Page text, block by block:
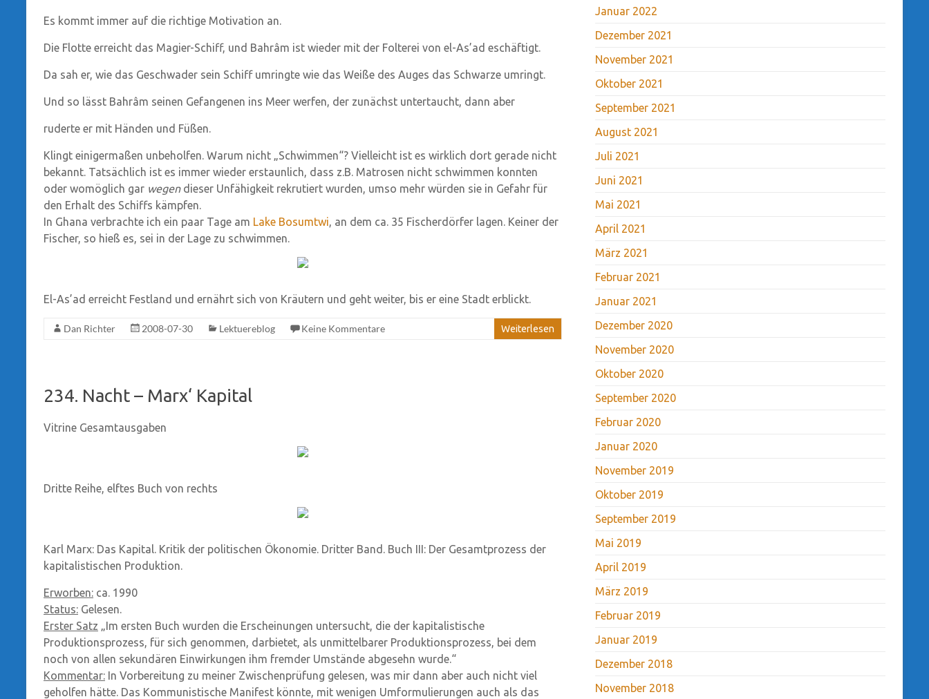
Es kommt immer auf die richtige Motivation an.
Die Flotte erreicht das Magier-Schiff, und Bahrâm ist wieder mit der Folterei von el-As’ad eschäftigt.
Da sah er, wie das Geschwader sein Schiff umringte wie das Weiße des Auges das Schwarze umringt.
Und so lässt Bahrâm seinen Gefangenen ins Meer werfen, der zunächst untertaucht, dann aber
ruderte er mit Händen und Füßen.
Klingt einigermaßen unbeholfen. Warum nicht „Schwimmen“? Vielleicht ist es wirklich dort gerade nicht
bekannt. Tatsächlich ist es immer wieder erstaunlich, dass z.B. Matrosen nicht schwimmen konnten
oder womöglich gar wegendieser Unfähigkeit rekrutiert wurden, umso mehr würden sie in Gefahr für
den Erhalt des Schiffs kämpfen.
In Ghana verbrachte ich ein paar Tage am Lake Bosumtwi, an dem ca. 35 Fischerdörfer lagen. Keiner der
Fischer, so hieß es, sei in der Lage zu schwimmen.
El-As’ad erreicht Festland und ernährt sich von Kräutern und geht weiter, bis er eine Stadt erblickt.
Dan Richter 2008-07-30 Lektuereblog Keine Kommentare Weiterlesen
234. Nacht – Marx‘ Kapital
Vitrine Gesamtausgaben
Dritte Reihe, elftes Buch von rechts
Karl Marx: Das Kapital. Kritik der politischen Ökonomie. Dritter Band. Buch III: Der Gesamtprozess der
kapitalistischen Produktion.
Erworben: ca. 1990
Status: Gelesen.
Erster Satz „Im ersten Buch wurden die Erscheinungen untersucht, die der kapitalistische
Produktionsprozess, für sich genommen, darbietet, als unmittelbarer Produktionsprozess, bei dem
noch von allen sekundären Einwirkungen ihm fremder Umstände abgesehn wurde.“
Kommentar: In Vorbereitung zu meiner Zwischenprüfung gelesen, was mir dann aber auch nicht viel
geholfen hätte. Das Kommunistische Manifest könnte, mit wenigen Umformulierungen auch als das
Januar 2022
Dezember 2021
November 2021
Oktober 2021
September 2021
August 2021
Juli 2021
Juni 2021
Mai 2021
April 2021
März 2021
Februar 2021
Januar 2021
Dezember 2020
November 2020
Oktober 2020
September 2020
Februar 2020
Januar 2020
November 2019
Oktober 2019
September 2019
Mai 2019
April 2019
März 2019
Februar 2019
Januar 2019
Dezember 2018
November 2018